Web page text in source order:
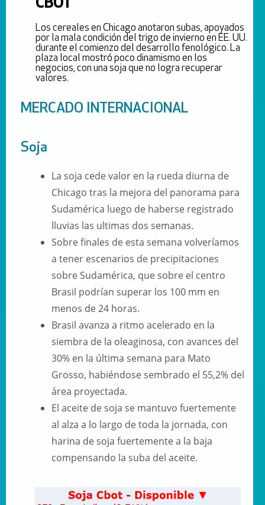
CBOT
Los cereales en Chicago anotaron subas, apoyados
por la mala condición del trigo de invierno en EE. UU.
durante el comienzo del desarrollo fenológico. La
plaza local mostró poco dinamismo en los
negocios, con una soja que no logra recuperar
valores.
MERCADO INTERNACIONAL
Soja
La soja cede valor en la rueda diurna de
Chicago tras la mejora del panorama para
Sudamérica luego de haberse registrado
lluvias las ultimas dos semanas.
Sobre finales de esta semana volveríamos
a tener escenarios de precipitaciones
sobre Sudamérica, que sobre el centro
Brasil podrían superar los 100 mm en
menos de 24 horas.
Brasil avanza a ritmo acelerado en la
siembra de la oleaginosa, con avances del
30% en la última semana para Mato
Grosso, habiéndose sembrado el 55,2% del
área proyectada.
El aceite de soja se mantuvo fuertemente
al alza a lo largo de toda la jornada, con
harina de soja fuertemente a la baja
compensando la suba del aceite.